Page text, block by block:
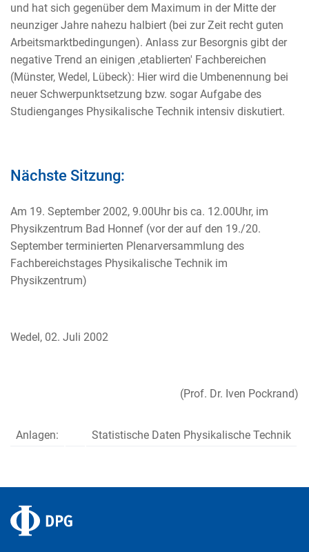
und hat sich gegenüber dem Maximum in der Mitte der
neunziger Jahre nahezu halbiert (bei zur Zeit recht guten
Arbeitsmarktbedingungen). Anlass zur Besorgnis gibt der
negative Trend an einigen ‚etablierten' Fachbereichen
(Münster, Wedel, Lübeck): Hier wird die Umbenennung bei
neuer Schwerpunktsetzung bzw. sogar Aufgabe des
Studienganges Physikalische Technik intensiv diskutiert.
Nächste Sitzung:
Am 19. September 2002, 9.00Uhr bis ca. 12.00Uhr, im
Physikzentrum Bad Honnef (vor der auf den 19./20.
September terminierten Plenarversammlung des
Fachbereichstages Physikalische Technik im
Physikzentrum)
Wedel, 02. Juli 2002
(Prof. Dr. Iven Pockrand)
Anlagen: Statistische Daten Physikalische Technik